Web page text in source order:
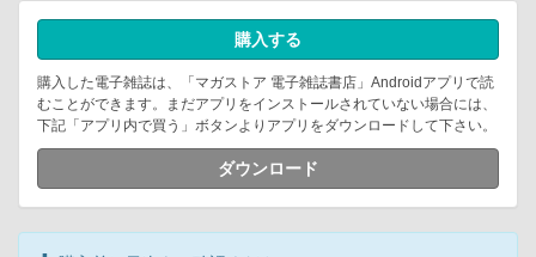
購入する
購入した電子雑誌は、「マガストア 電子雑誌書店」Androidアプリで読
むことができます。まだアプリをインストールされていない場合には、
下記「アプリ内で買う」ボタンよりアプリをダウンロードして下さい。
ダウンロード